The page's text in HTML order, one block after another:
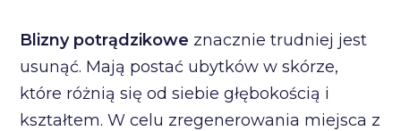
Blizny potrądzikowe znacznie trudniej jest
usunąć. Mają postać ubytków w skórze,
które różnią się od siebie głębokością i
kształtem. W celu zregenerowania miejsca z